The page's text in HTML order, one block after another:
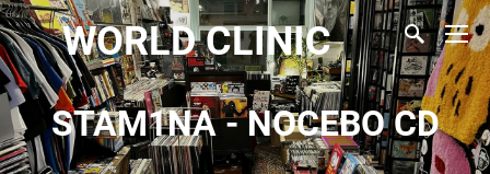
WORLD CLINIC
STAM1NA - NOCEBO CD